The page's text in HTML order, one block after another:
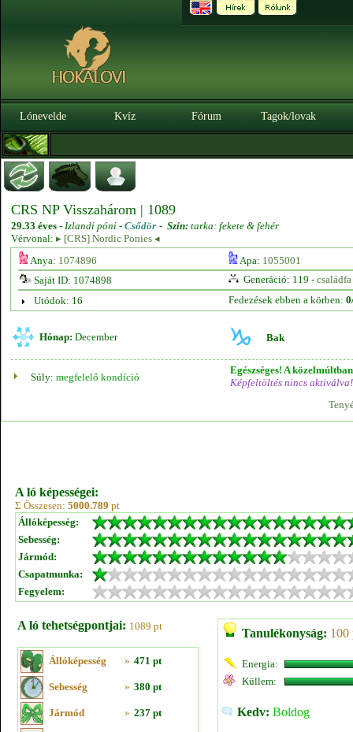
Lónevelde Kvíz Fórum Tagok/lovak
CRS NP Visszahárom | 1089
29.33 éves - Izlandi póni - Csődör - Szín: tarka: fekete & fehér
Vérvonal: ▸ [CRS] Nordic Ponies ◂
Anya: 1074896 Apa: 1055001
Saját ID: 1074898
Generáció: 119 - családfa
Utódok: 16
Fedezések ebben a körben:
Hónap: December Bak
Súly: megfelelő kondíció
Egészséges! A
Képfeltöltés nincs aktiválva!
A ló képességei:
Σ Összesen: 5000.789 pt
Állóképesség:
Sebesség:
Jármód:
Csapatmunka:
Fegyelem:
A ló tehetségpontjai: 1089 pt
Állóképesség » 471 pt
Sebesség » 380 pt
Jármód » 237 pt
Tanulékonyság: 100
Energia:
Küllem:
Kedv: Boldog